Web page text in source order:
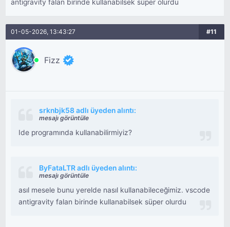
antigravity falan birinde kullanabilsek süper olurdu
01-05-2026, 13:43:27 #11
Fizz
srknbjk58 adlı üyeden alıntı:
mesajı görüntüle
Ide programında kullanabilirmiyiz?
ByFataLTR adlı üyeden alıntı:
mesajı görüntüle
asıl mesele bunu yerelde nasıl kullanabileceğimiz. vscode
antigravity falan birinde kullanabilsek süper olurdu